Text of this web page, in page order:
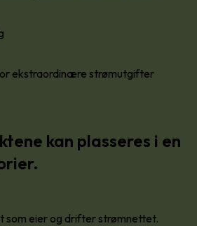
ekstraordinære strømutgifter
kan plasseres i en
som eier og drifter strømnettet.